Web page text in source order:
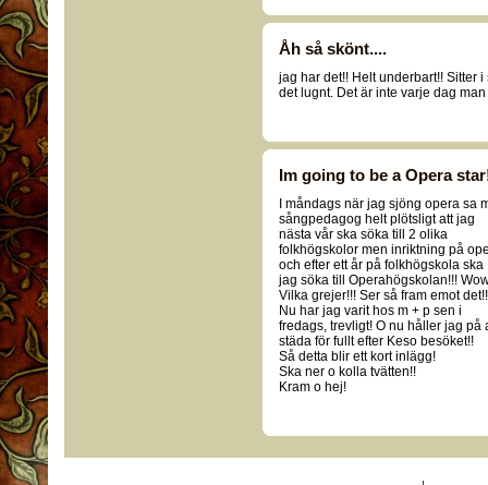
Åh så skönt....
jag har det!! Helt underbart!! Sitter
det lugnt. Det är inte varje dag
Im going to be a Opera
I måndags när jag sjöng opera sa
sångpedagog helt plötsligt att jag
nästa vår ska söka till 2 olika
folkhögskolor men inriktning på
och efter ett år på folkhögskola ska
jag söka till Operahögskolan!!!
Vilka grejer!!! Ser så fram emot det!!
Nu har jag varit hos m + p sen i
fredags, trevligt! O nu håller jag på
städa för fullt efter Keso besöket!!
Så detta blir ett kort inlägg!
Ska ner o kolla tvätten!!
Kram o hej!